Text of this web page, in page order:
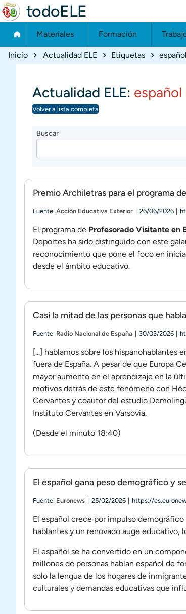
todoELE
Materiales Formación
Ruta de navegación
Inicio Actualidad ELE Etiquetas
Actualidad ELE:
Volver a lista completa
Buscar
Premio Archiletras para el programa
Fuente: Acción Educativa Exterior 26/06/2026
El programa de Profesorado Visitante en
Deportes ha sido distinguido con este
reconocimiento que pone el foco en
desde el ámbito educativo.
Casi la mitad de las personas que
Fuente: Radio Nacional de España 30/03/2026
[...] hablamos sobre los hispanohablantes
fuera de España. A pesar de que Europa
mayor aumento en el aprendizaje en la
motivos detrás de este fenómeno con
Cervantes y coautor del estudio
Instituto Cervantes en Varsovia.
(Desde el minuto 18:40)
El español gana peso demográfico y
Fuente: Euronews 25/02/2026 https://
El español crece por impulso
hablantes y un renovado auge educativo,
El español se ha convertido en un
millones de personas hablan español de
solo la lengua de los hogares de
culturales y demandas educativas que